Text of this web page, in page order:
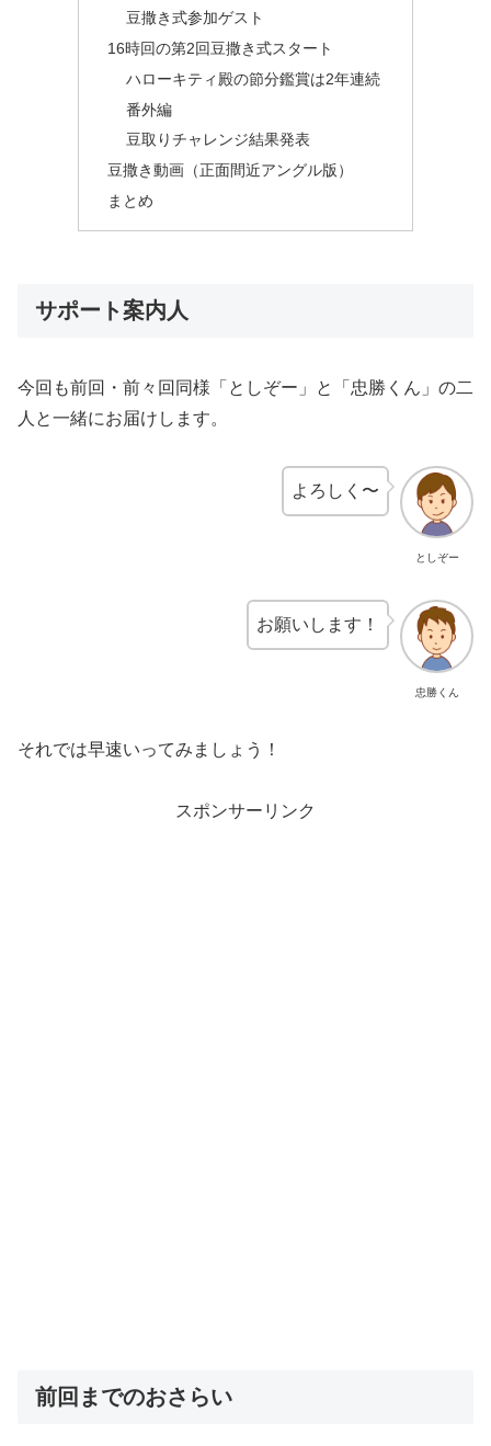
豆撒き式参加ゲスト
16時回の第2回豆撒き式スタート
ハローキティ殿の節分鑑賞は2年連続
番外編
豆取りチャレンジ結果発表
豆撒き動画（正面間近アングル版）
まとめ
サポート案内人
今回も前回・前々回同様「としぞー」と「忠勝くん」の二
人と一緒にお届けします。
としぞー
よろしく〜
忠勝くん
お願いします！
それでは早速いってみましょう！
スポンサーリンク
前回までのおさらい